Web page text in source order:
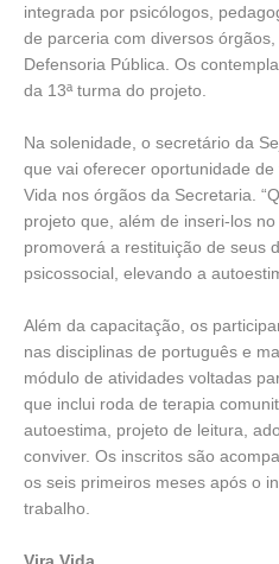
integrada por psicólogos,
de parceria com diversos
Defensoria Pública. Os
da 13ª turma do projeto.
Na solenidade, o secretário da
que vai oferecer oportunidade
Vida nos órgãos da Secretaria.
projeto que, além de inseri-los
promoverá a restituição de seus
psicossocial, elevando a
Além da capacitação, os
nas disciplinas de português e
módulo de atividades voltadas
que inclui roda de terapia
autoestima, projeto de leitura,
conviver. Os inscritos são
os seis primeiros meses após o
trabalho.